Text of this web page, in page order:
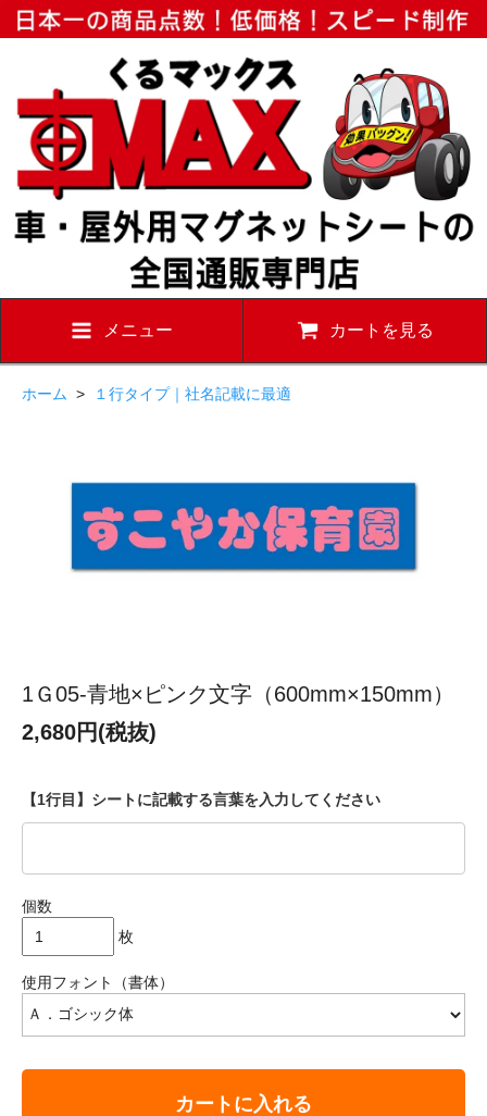
メニュー カートを見る
ホーム > １行タイプ｜社名記載に最適
1Ｇ05-青地×ピンク文字（600mm×150mm）
2,680円(税抜)
【1行目】シートに記載する言葉を入力してください
個数
枚
使用フォント（書体）
カートに入れる